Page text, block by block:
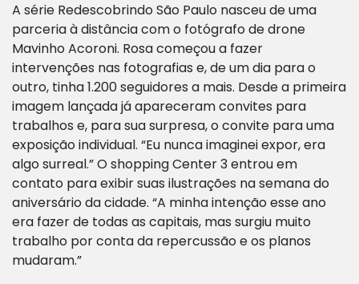
A série Redescobrindo São Paulo nasceu de uma
parceria à distância com o fotógrafo de drone
Mavinho Acoroni. Rosa começou a fazer
intervenções nas fotografias e, de um dia para o
outro, tinha 1.200 seguidores a mais. Desde a primeira
imagem lançada já apareceram convites para
trabalhos e, para sua surpresa, o convite para uma
exposição individual. “Eu nunca imaginei expor, era
algo surreal.” O shopping Center 3 entrou em
contato para exibir suas ilustrações na semana do
aniversário da cidade. “A minha intenção esse ano
era fazer de todas as capitais, mas surgiu muito
trabalho por conta da repercussão e os planos
mudaram.”